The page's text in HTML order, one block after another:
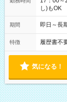
し)もOK
期間 即日～長
特徴 履歴書不
気になる！